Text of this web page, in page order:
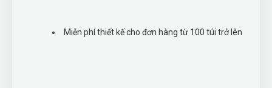
Miễn phí thiết kế cho đơn hàng từ 100 túi trở lên